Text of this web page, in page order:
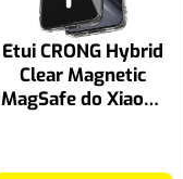
Etui CRONG Hybrid
Clear Magnetic
MagSafe do Xiaomi